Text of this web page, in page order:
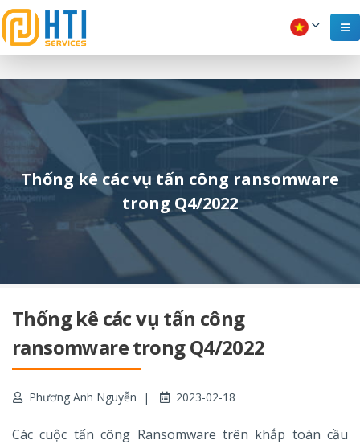
Thống kê các vụ tấn công ransomware
trong Q4/2022
Thống kê các vụ tấn công
ransomware trong Q4/2022
Phương Anh Nguyễn 2023-02-18
Các cuộc tấn công Ransomware trên khắp toàn cầu